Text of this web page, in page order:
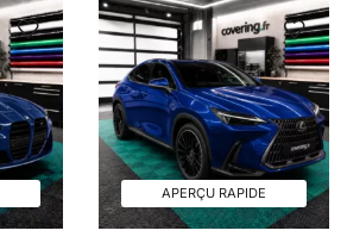
APERÇU RAPIDE